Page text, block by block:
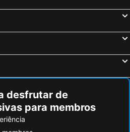
desfrutar de
para membros